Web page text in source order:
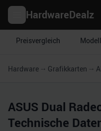
HardwareDealz
Preisvergleich
Hardware Grafikkarten
ASUS Dual
Technische